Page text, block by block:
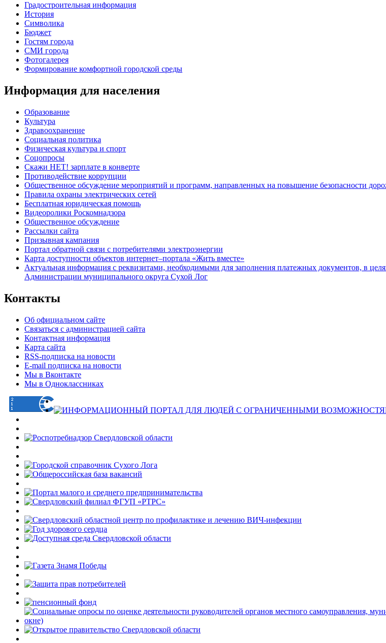
Градостроительная информация
История
Символика
Бюджет
Гостям города
СМИ города
Фотогалерея
Формирование комфортной городской среды
Информация для населения
Образование
Культура
Здравоохранение
Социальная политика
Физическая культура и спорт
Соцопросы
Скажи НЕТ! зарплате в конверте
Противодействие коррупции
Общественное обсуждение мероприятий и программ, направленных на повышение безопасности
Правила охраны электрических сетей
Бесплатная юридическая помощь
Видеоролики Роскомнадзора
Общественное обсуждение
Рассылки сайта
Призывная кампания
Портал обратной связи с потребителями электроэнергии
Карта доступности объектов интернет–портала «Жить вместе»
Актуальная информация с реквизитами, необходимыми для заполнения платежных документов, в
Администрации муниципального округа Сухой Лог
Контакты
Об официальном сайте
Связаться с администрацией сайта
Контактная информация
Карта сайта
RSS-подписка на новости
E-mail подписка на новости
Мы в Вконтакте
Мы в Одноклассниках